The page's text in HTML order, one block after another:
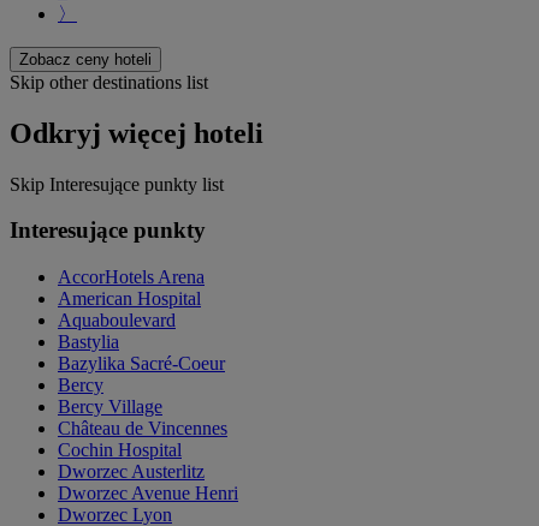
〉
Zobacz ceny hoteli
Skip other destinations list
Odkryj więcej hoteli
Skip Interesujące punkty list
Interesujące punkty
AccorHotels Arena
American Hospital
Aquaboulevard
Bastylia
Bazylika Sacré-Coeur
Bercy
Bercy Village
Château de Vincennes
Cochin Hospital
Dworzec Austerlitz
Dworzec Avenue Henri
Dworzec Lyon